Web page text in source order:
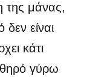
της μάνας,
είναι
κάτι
γύρω